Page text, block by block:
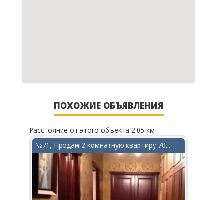
ПОХОЖИЕ ОБЪЯВЛЕНИЯ
Расстояние от этого объекта 2.05 км
№71, Продам 2 комнатную квартиру 70...